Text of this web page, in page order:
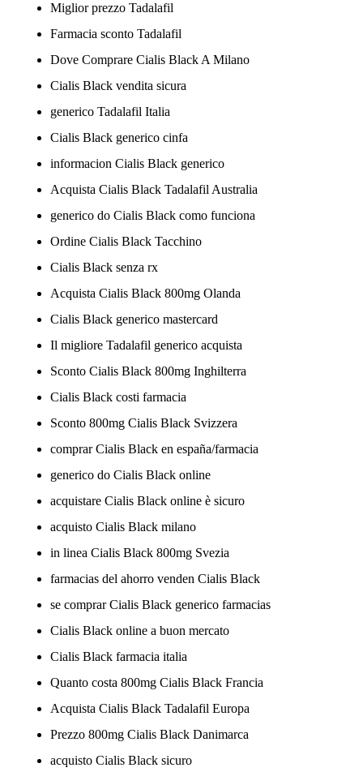
Miglior prezzo Tadalafil
Farmacia sconto Tadalafil
Dove Comprare Cialis Black A Milano
Cialis Black vendita sicura
generico Tadalafil Italia
Cialis Black generico cinfa
informacion Cialis Black generico
Acquista Cialis Black Tadalafil Australia
generico do Cialis Black como funciona
Ordine Cialis Black Tacchino
Cialis Black senza rx
Acquista Cialis Black 800mg Olanda
Cialis Black generico mastercard
Il migliore Tadalafil generico acquista
Sconto Cialis Black 800mg Inghilterra
Cialis Black costi farmacia
Sconto 800mg Cialis Black Svizzera
comprar Cialis Black en españa/farmacia
generico do Cialis Black online
acquistare Cialis Black online è sicuro
acquisto Cialis Black milano
in linea Cialis Black 800mg Svezia
farmacias del ahorro venden Cialis Black
se comprar Cialis Black generico farmacias
Cialis Black online a buon mercato
Cialis Black farmacia italia
Quanto costa 800mg Cialis Black Francia
Acquista Cialis Black Tadalafil Europa
Prezzo 800mg Cialis Black Danimarca
acquisto Cialis Black sicuro